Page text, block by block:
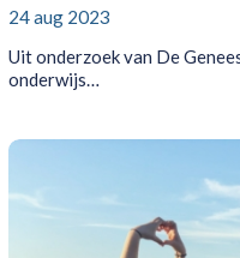
24 aug 2023
Uit onderzoek van De
onderwijs…